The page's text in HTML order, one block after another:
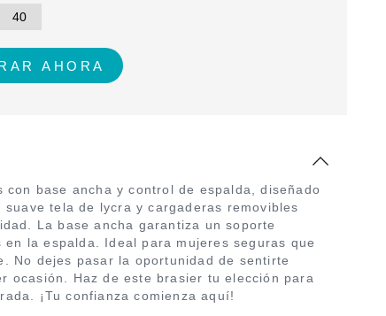
40
con base ancha y control de espalda, diseñado
tela de lycra y cargaderas removibles
La base ancha garantiza un soporte
la espalda. Ideal para mujeres seguras que
No dejes pasar la oportunidad de sentirte
ocasión. Haz de este brasier tu elección para
¡Tu confianza comienza aquí!